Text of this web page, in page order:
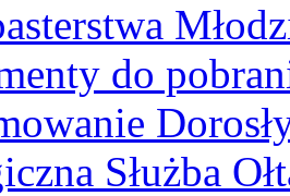
do
Służba